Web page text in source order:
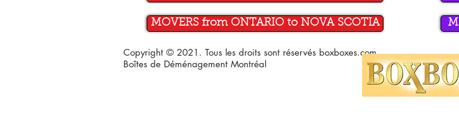
MOVERS from ONTARIO to NOVA SCOTIA
Copyright © 2021. Tous les droits sont réservés boxboxes.com
Boîtes de Déménagement Montréal